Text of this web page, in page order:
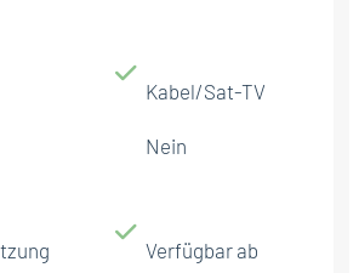
Kabel/Sat-TV
Nein
Verfügbar ab